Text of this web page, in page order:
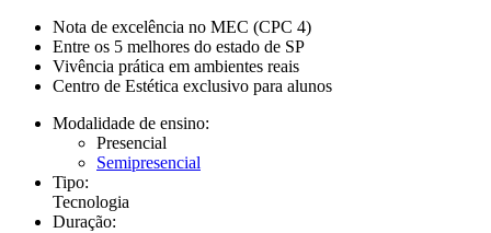
Nota de excelência no MEC (CPC 4)
Entre os 5 melhores do estado de SP
Vivência prática em ambientes reais
Centro de Estética exclusivo para alunos
Modalidade de ensino:
Presencial
Semipresencial
Tipo:
Tecnologia
Duração: